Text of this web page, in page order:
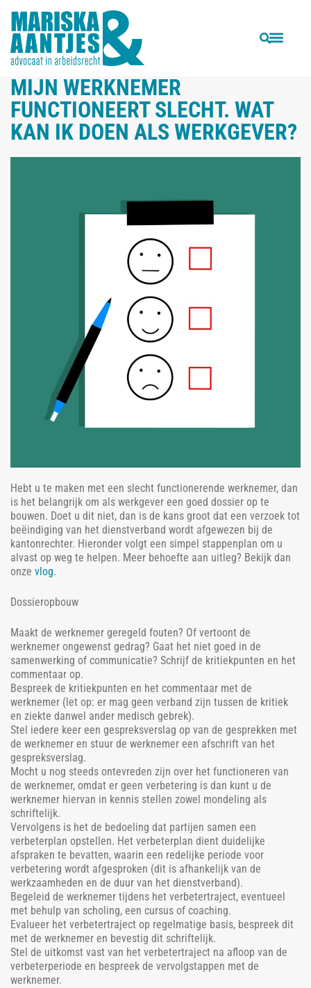
VORIGE VOLGENDE
MIJN WERKNEMER
FUNCTIONEERT SLECHT. WAT
KAN IK DOEN ALS WERKGEVER?
Hebt u te maken met een slecht functionerende werknemer, dan
is het belangrijk om als werkgever een goed dossier op te
bouwen. Doet u dit niet, dan is de kans groot dat een verzoek tot
beëindiging van het dienstverband wordt afgewezen bij de
kantonrechter. Hieronder volgt een simpel stappenplan om u
alvast op weg te helpen. Meer behoefte aan uitleg? Bekijk dan
onze vlog.
Dossieropbouw
Maakt de werknemer geregeld fouten? Of vertoont de
werknemer ongewenst gedrag? Gaat het niet goed in de
samenwerking of communicatie? Schrijf de kritiekpunten en het
commentaar op.
Bespreek de kritiekpunten en het commentaar met de
werknemer (let op: er mag geen verband zijn tussen de kritiek
en ziekte danwel ander medisch gebrek).
Stel iedere keer een gespreksverslag op van de gesprekken met
de werknemer en stuur de werknemer een afschrift van het
gespreksverslag.
Mocht u nog steeds ontevreden zijn over het functioneren van
de werknemer, omdat er geen verbetering is dan kunt u de
werknemer hiervan in kennis stellen zowel mondeling als
schriftelijk.
Vervolgens is het de bedoeling dat partijen samen een
verbeterplan opstellen. Het verbeterplan dient duidelijke
afspraken te bevatten, waarin een redelijke periode voor
verbetering wordt afgesproken (dit is afhankelijk van de
werkzaamheden en de duur van het dienstverband).
Begeleid de werknemer tijdens het verbetertraject, eventueel
met behulp van scholing, een cursus of coaching.
Evalueer het verbetertraject op regelmatige basis, bespreek dit
met de werknemer en bevestig dit schriftelijk.
Stel de uitkomst vast van het verbetertraject na afloop van de
verbeterperiode en bespreek de vervolgstappen met de
werknemer.